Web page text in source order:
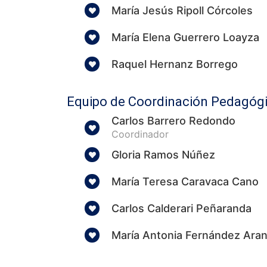
María Jesús Ripoll Córcoles
María Elena Guerrero Loayza
Raquel Hernanz Borrego
Equipo de Coordinación
Carlos Barrero Redondo
Coordinador
Gloria Ramos Núñez
María Teresa Caravaca Cano
Carlos Calderari Peñaranda
María Antonia Fernández